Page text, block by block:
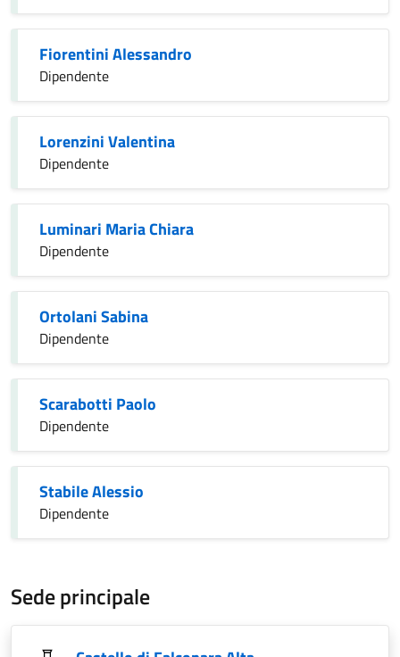
Fiorentini Alessandro
Dipendente
Lorenzini Valentina
Dipendente
Luminari Maria Chiara
Dipendente
Ortolani Sabina
Dipendente
Scarabotti Paolo
Dipendente
Stabile Alessio
Dipendente
Sede principale